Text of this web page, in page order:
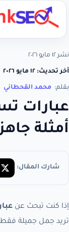
نشر ١٢ مايو ٢٠٢٦
آخر تحديث: ١٢ مايو ٢٠٢٦
بقلم: محمد القحطاني
عبارات
أمثلة
شارك المقال:
إذا كنت تبحث عن
تريد جمل جميلة فقط.